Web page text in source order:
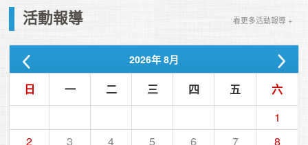
活動報導 看更多活動報導 +
2026年 8月
日 一 二 三 四 五
六
1
2
3 4 5 6 7
8